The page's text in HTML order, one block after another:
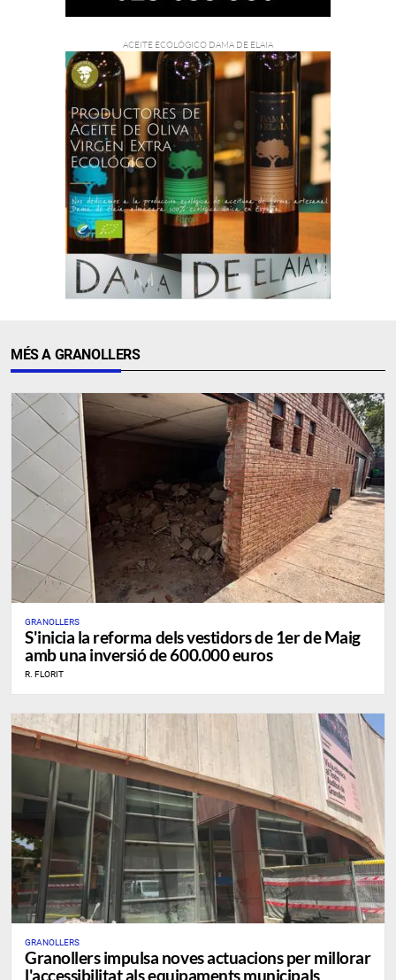
MÉS A GRANOLLERS
GRANOLLERS
S'inicia la reforma dels vestidors de 1er de Maig
amb una inversió de 600.000 euros
R. FLORIT
GRANOLLERS
Granollers impulsa noves actuacions per millorar
l'accessibilitat als equipaments municipals